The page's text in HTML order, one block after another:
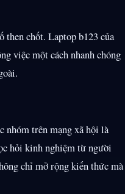
then chốt. Laptop b123 của
việc một cách nhanh chóng
nhóm trên mạng xã hội là
hỏi kinh nghiệm từ người
chỉ mở rộng kiến thức mà